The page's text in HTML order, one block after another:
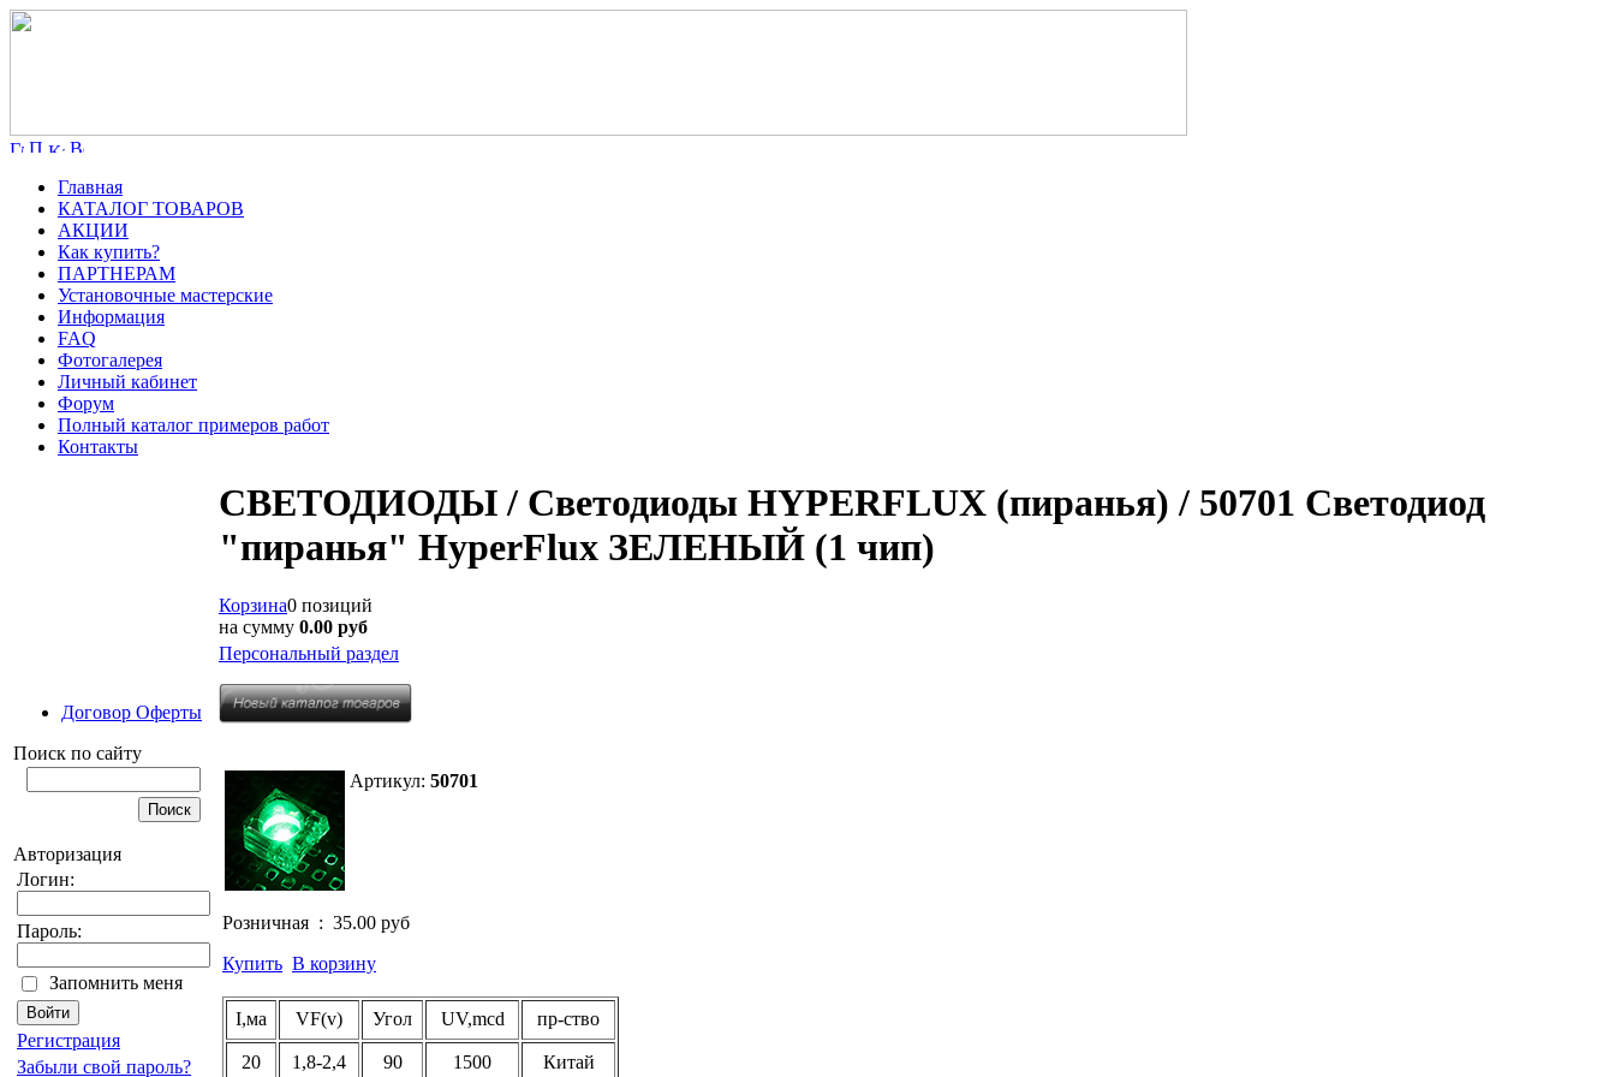
Главная
КАТАЛОГ ТОВАРОВ
АКЦИИ
Как купить?
ПАРТНЕРАМ
Установочные мастерские
Информация
FAQ
Фотогалерея
Личный кабинет
Форум
Полный каталог примеров работ
Контакты
Договор Оферты
Поиск по сайту
Авторизация
Логин:
Пароль:
Запомнить меня
Регистрация
Забыли свой пароль?
СВЕТОДИОДЫ / Светодиоды HYPERFLUX (пиранья) / 50701 Светодиод
"пиранья" HyperFlux ЗЕЛЕНЫЙ (1 чип)
Корзина0 позиций
на сумму 0.00 руб
Персональный раздел
Артикул: 50701
Розничная : 35.00 руб
Купить В корзину
I,ма VF(v) Угол UV,mcd пр-ство
20 1,8-2,4 90 1500 Китай